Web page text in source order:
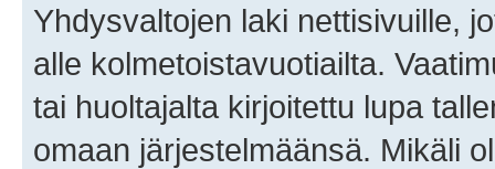
Yhdysvaltojen laki nettisivuille,
alle kolmetoistavuotiailta.
tai huoltajalta kirjoitettu lupa
omaan järjestelmäänsä. Mikäli